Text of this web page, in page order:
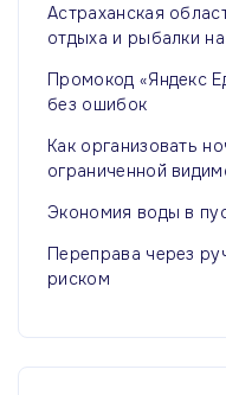
я
с
т
р
а
н
Астраханская
отдыха и рыбалки
Промокод «Яндекс
без ошибок
Как организовать
ограниченной
Экономия воды в
Переправа через
риском